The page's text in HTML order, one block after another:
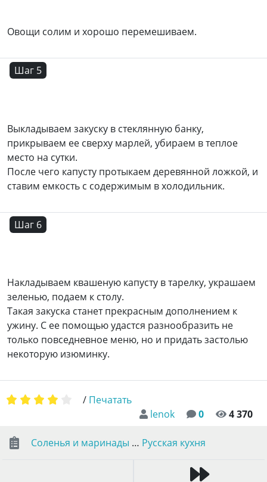
Овощи солим и хорошо перемешиваем.
Шаг 5
Выкладываем закуску в стеклянную банку,
прикрываем ее сверху марлей, убираем в теплое
место на сутки.
После чего капусту протыкаем деревянной ложкой, и
ставим емкость с содержимым в холодильник.
Шаг 6
Накладываем квашеную капусту в тарелку, украшаем
зеленью, подаем к столу.
Такая закуска станет прекрасным дополнением к
ужину. С ее помощью удастся разнообразить не
только повседневное меню, но и придать застолью
некоторую изюминку.
lenok 0 4 370
/ Печатать
Соленья и маринады … Русская кухня